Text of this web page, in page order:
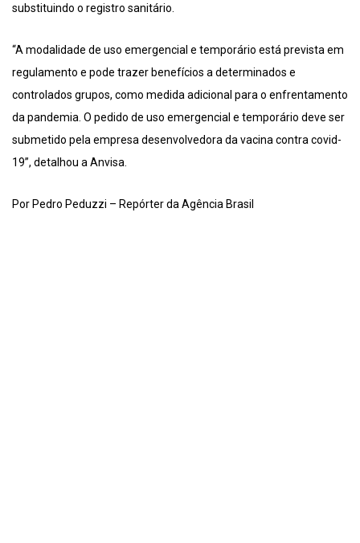
substituindo o registro sanitário.
“A modalidade de uso emergencial e temporário está prevista em
regulamento e pode trazer benefícios a determinados e
controlados grupos, como medida adicional para o enfrentamento
da pandemia. O pedido de uso emergencial e temporário deve ser
submetido pela empresa desenvolvedora da vacina contra covid-
19”, detalhou a Anvisa.
Por Pedro Peduzzi – Repórter da Agência Brasil